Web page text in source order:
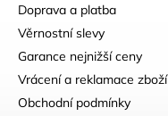
Doprava a platba
Věrnostní slevy
Garance nejnižší ceny
Vrácení a reklamace zboží
Obchodní podmínky